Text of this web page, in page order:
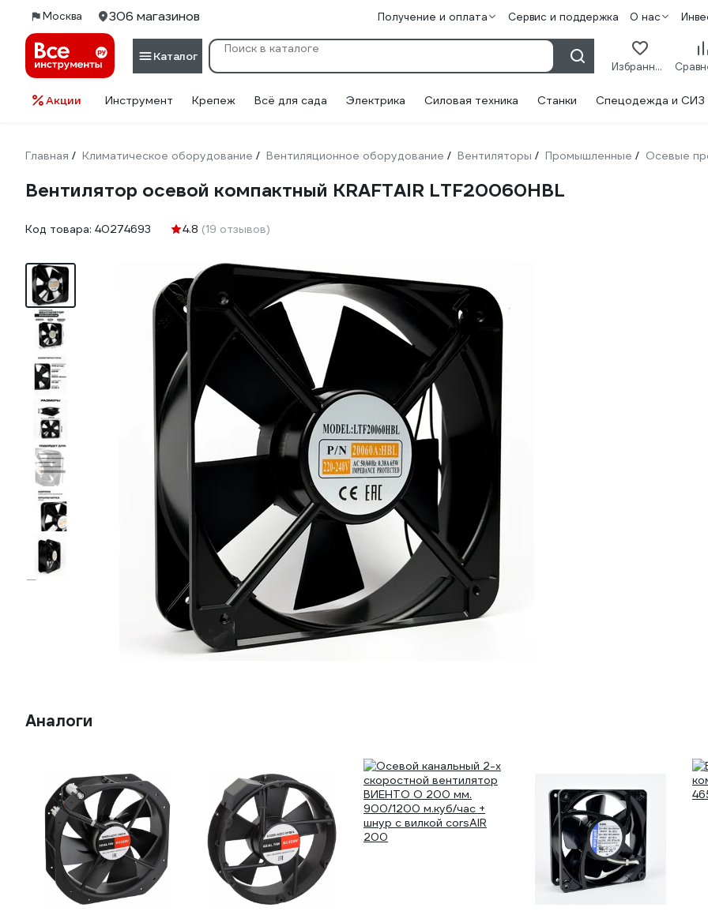
Москва 306 магазинов Получение и оплата Сервис и поддержка О нас
Каталог
Избранное
Акции Инструмент Крепеж Всё для сада Электрика Силовая техника Станки Спецодежда и СИЗ
Главная / Климатическое оборудование / Вентиляционное оборудование / Вентиляторы / Промышленные / Осевые
Вентилятор осевой компактный KRAFTAIR LTF20060HBL
Код товара: 40274693 4.8 (19 отзывов)
Аналоги